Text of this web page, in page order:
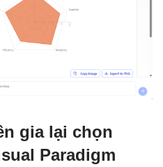
gia lại chọn
Paradigm